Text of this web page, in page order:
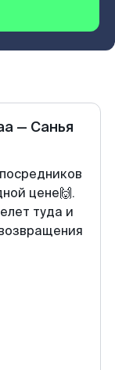
— Санья
цене🙌.
туда и